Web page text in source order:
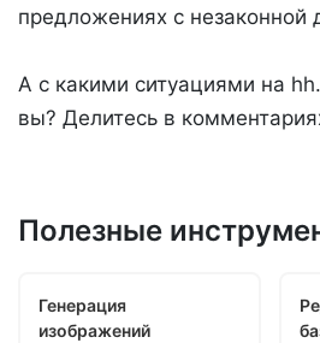
предложениях с незаконной
А с какими ситуациями на
вы? Делитесь в
Полезные
Генерация
изображений